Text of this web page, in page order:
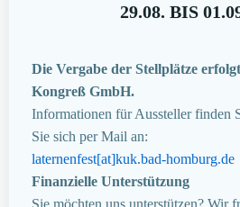
29.08. BIS
Die Vergabe der Stellplätze
Kongreß GmbH.
Informationen für Aussteller finden
Sie sich per Mail an:
laternenfest[at]kuk.bad-homburg.de
Finanzielle Unterstützung
Sie möchten uns unterstützen? Wir